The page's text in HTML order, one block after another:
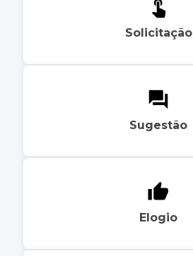
Solicitação
Sugestão
Elogio